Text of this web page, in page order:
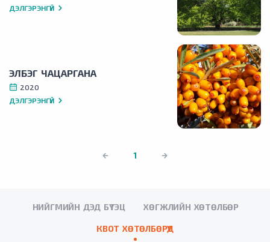
ДЭЛГЭРЭНГҮЙ
ЭЛБЭГ ЧАЦАРГАНА
2020
ДЭЛГЭРЭНГҮЙ
1
НИЙГМИЙН ДЭД БҮТЭЦ ХӨГЖЛИЙН ХӨТӨЛБӨР
КВОТ ХӨТӨЛБӨРҮҮД